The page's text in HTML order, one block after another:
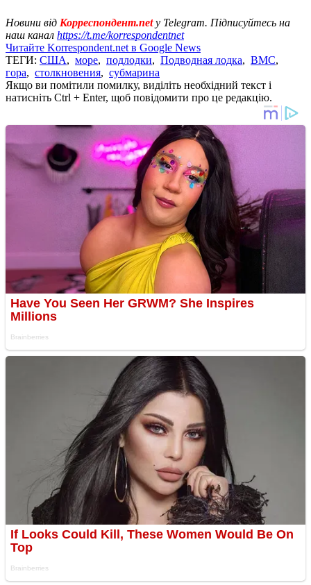
Новини від Корреспондент.netу Telegram. Підписуйтесь на
наш канал https://t.me/korrespondentnet
Читайте Korrespondent.net в Google News
ТЕГИ: США, море, подлодки, Подводная лодка, ВМС,
гора, столкновения, субмарина
Якщо ви помітили помилку, виділіть необхідний текст і
натисніть Ctrl + Enter, щоб повідомити про це редакцію.